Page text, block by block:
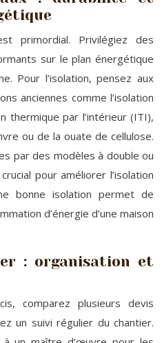
primordial. Privilégiez des
sur le plan énergétique
Pour l’isolation, pensez aux
anciennes comme l’isolation
thermique par l’intérieur (ITI),
ou de la ouate de cellulose.
par des modèles à double ou
pour améliorer l’isolation
bonne isolation permet de
d’énergie d’une maison
: organisation et
comparez plusieurs devis
un suivi régulier du chantier.